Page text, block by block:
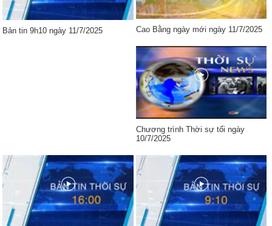
Bản tin 9h10 ngày 11/7/2025 Cao Bằng ngày mới ngày 11/7/2025
Chương trình Thời sự tối ngày
10/7/2025